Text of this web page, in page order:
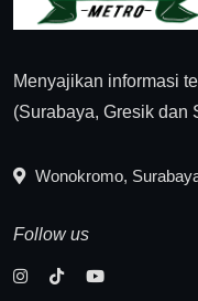
Menyajikan informasi
(Surabaya, Gresik dan
Wonokromo,
Follow us